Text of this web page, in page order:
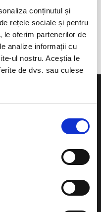
conținutul și
rețele sociale și pentru
le oferim partenerilor de
analize informații cu
ul nostru. Aceștia le
de dvs. sau culese